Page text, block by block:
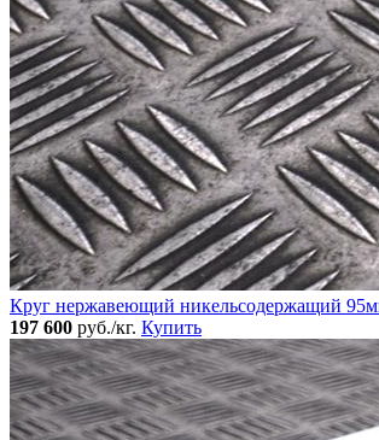
Круг нержавеющий никельсодержащий
197 600 руб./кг. Купить